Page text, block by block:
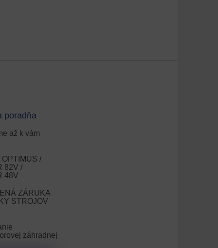
poradňa
až k vám
/
82V /
48V
ZÁRUKA
STROJOV
záhradnej